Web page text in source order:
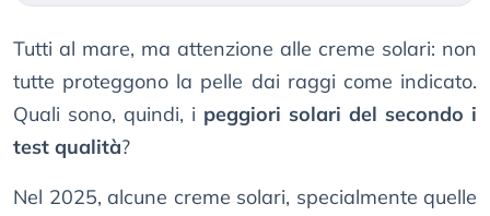
Tutti al mare, ma attenzione alle creme solari: non
tutte proteggono la pelle dai raggi come indicato.
Quali sono, quindi, i peggiori solari del secondo i
test qualità?
Nel 2025, alcune creme solari, specialmente quelle